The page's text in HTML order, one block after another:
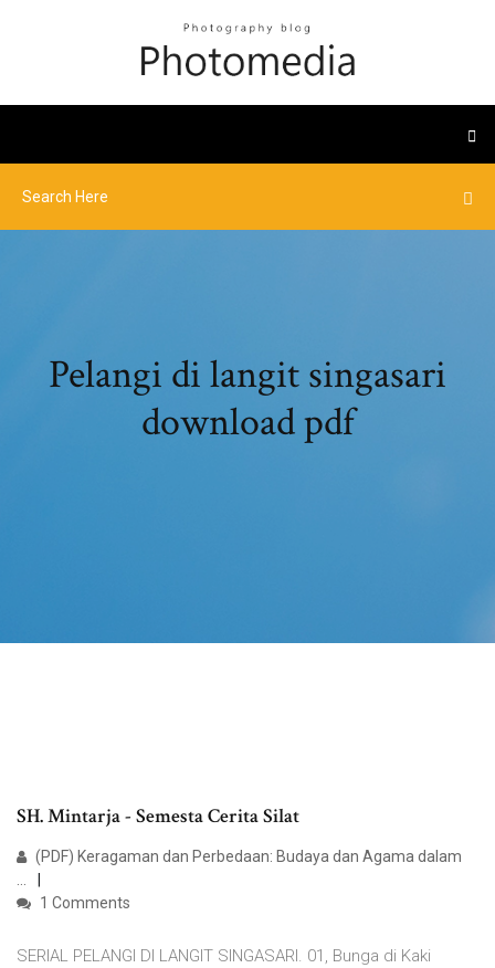
Pelangi di langit singasari
download pdf
SH. Mintarja - Semesta Cerita Silat
(PDF) Keragaman dan Perbedaan: Budaya dan Agama dalam
...
1 Comments
SERIAL PELANGI DI LANGIT SINGASARI. 01, Bunga di Kaki